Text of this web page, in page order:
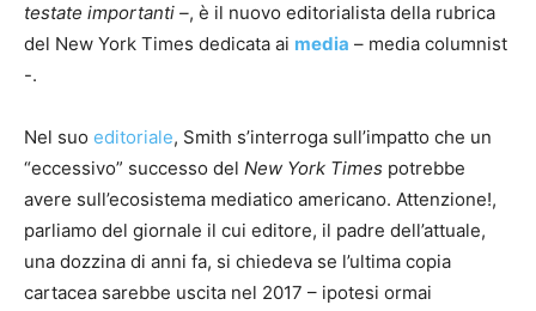
testate importanti –, è il nuovo editorialista della rubrica
del New York Times dedicata ai media – media columnist
-.
Nel suo editoriale, Smith s’interroga sull’impatto che un
“eccessivo” successo del New York Times potrebbe
avere sull’ecosistema mediatico americano. Attenzione!,
parliamo del giornale il cui editore, il padre dell’attuale,
una dozzina di anni fa, si chiedeva se l’ultima copia
cartacea sarebbe uscita nel 2017 – ipotesi ormai